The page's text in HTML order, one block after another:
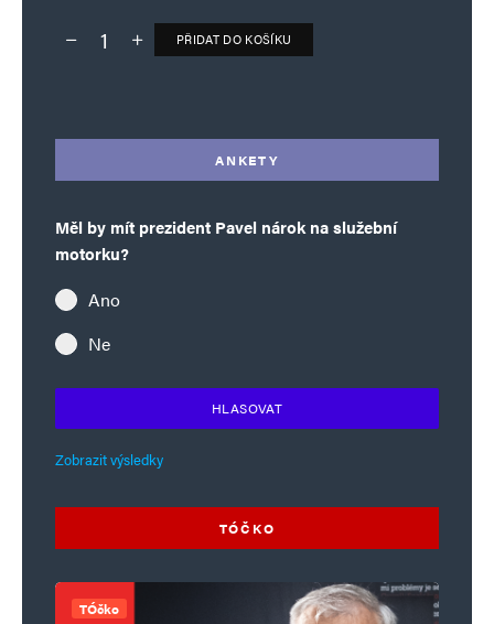
Deník TO – verze bez reklam množství
PŘIDAT DO KOŠÍKU
ANKETY
Měl by mít prezident Pavel nárok na služební
motorku?
Ano
Ne
HLASOVAT
Zobrazit výsledky
TÓČKO
TÓčko